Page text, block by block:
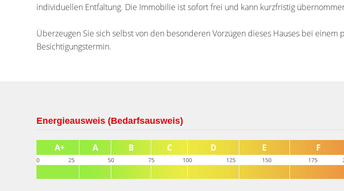
individuellen Entfaltung. Die Immobilie ist sofort frei und kann kurzfristig
Überzeugen Sie sich selbst von den besonderen Vorzügen dieses Hauses bei einem
Besichtigungstermin.
Energieausweis (Bedarfsausweis)